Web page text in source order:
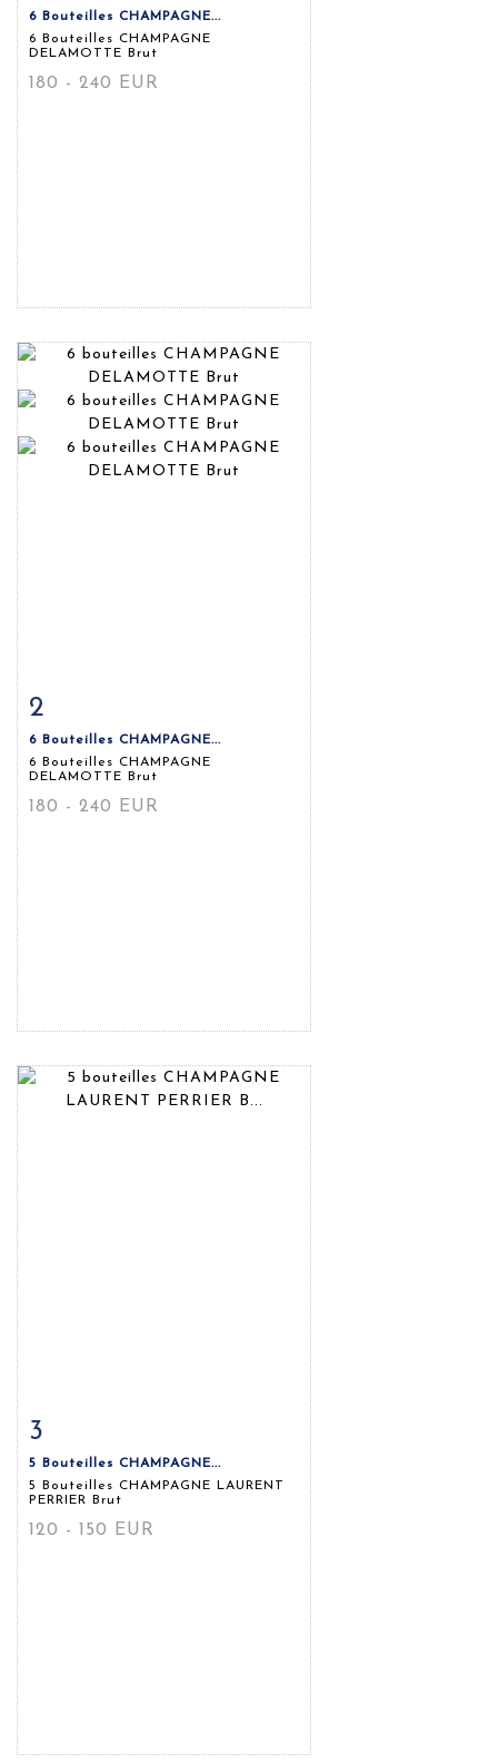
6 Bouteilles CHAMPAGNE...
6 Bouteilles CHAMPAGNE
DELAMOTTE Brut
180 - 240 EUR
Fiche détaillée
2
6 Bouteilles CHAMPAGNE...
6 Bouteilles CHAMPAGNE
DELAMOTTE Brut
180 - 240 EUR
Fiche détaillée
3
5 Bouteilles CHAMPAGNE...
5 Bouteilles CHAMPAGNE LAURENT
PERRIER Brut
120 - 150 EUR